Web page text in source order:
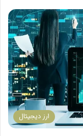
ارز دیجیتال